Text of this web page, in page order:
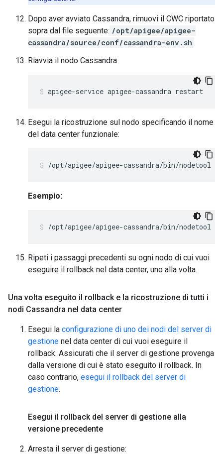
Dopo aver avviato Cassandra, rimuovi il CWC riportato
sopra dal file seguente: /opt/apigee/apigee-
cassandra/source/conf/cassandra-env.sh .
Riavvia il nodo Cassandra
apigee-service apigee-cassandra restart
Esegui la ricostruzione sul nodo specificando il nome
del data center funzionale:
/opt/apigee/apigee-cassandra/bin/nodetool
Esempio:
/opt/apigee/apigee-cassandra/bin/nodetool
Ripeti i passaggi precedenti su ogni nodo di cui vuoi
eseguire il rollback nel data center, uno alla volta.
Una volta eseguito il rollback e la ricostruzione di tutti i
nodi Cassandra nel data center
Esegui la configurazione di uno dei nodi del server di
gestione nel data center di cui vuoi eseguire il
rollback. Assicurati che il server di gestione provenga
dalla versione di cui è stato eseguito il rollback. In
caso contrario, esegui il rollback del server di
gestione.
Esegui il rollback del server di gestione alla
versione precedente
Arresta il server di gestione: